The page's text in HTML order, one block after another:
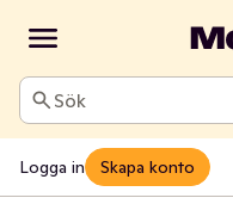
Sök
Logga in Skapa konto